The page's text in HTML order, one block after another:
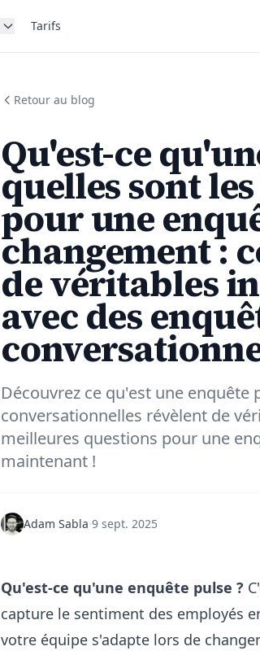
Tarifs
Retour au blog
Qu'est-ce
quelles sont
pour une
changement :
de véritables
avec des
Découvrez ce qu'est une
conversationnelles révèlent de
meilleures questions pour une
maintenant !
Adam Sabla·9 sept. 2025
Qu'est-ce qu'une enquête pulse ?
capture le sentiment des employés
votre équipe s'adapte lors de